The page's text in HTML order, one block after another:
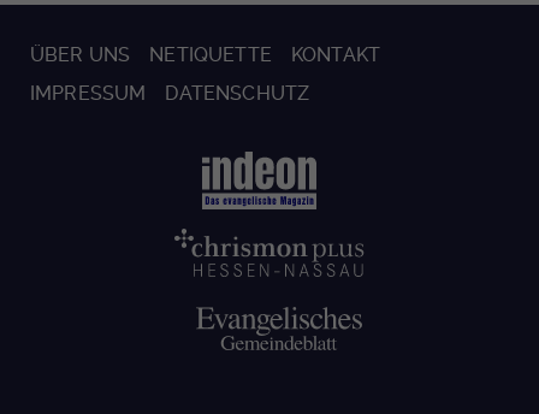
ÜBER UNS NETIQUETTE
KONTAKT
IMPRESSUM
DATENSCHUTZ